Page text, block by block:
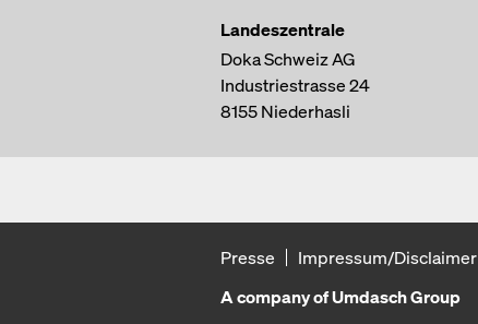
Landeszentrale
Doka Schweiz AG
Industriestrasse 24
8155Niederhasli
Presse Impressum/Disclaimer
A company of Umdasch Group